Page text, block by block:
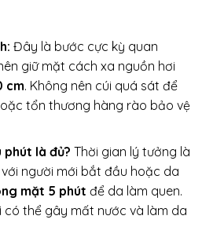
Đây là bước cực kỳ quan
giữ mặt cách xa nguồn hơi
cm. Không nên cúi quá sát để
tổn thương hàng rào bảo vệ
là đủ? Thời gian lý tưởng là
người mới bắt đầu hoặc da
mặt 5 phút để da làm quen.
có thể gây mất nước và làm da